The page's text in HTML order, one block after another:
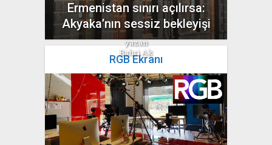
Ermenistan sınırı açılırsa:
Akyaka’nın sessiz bekleyişi
yazan
Bahri Ak
RGB Ekranı